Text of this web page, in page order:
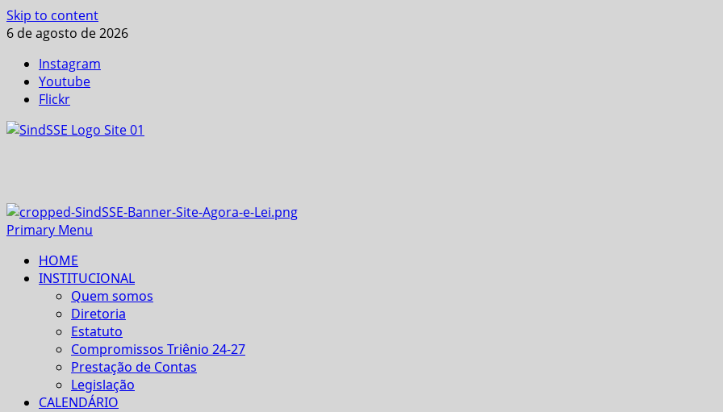
Skip to content
6 de agosto de 2026
Instagram
Youtube
Flickr
Primary Menu
HOME
INSTITUCIONAL
Quem somos
Diretoria
Estatuto
Compromissos Triênio 24-27
Prestação de Contas
Legislação
CALENDÁRIO